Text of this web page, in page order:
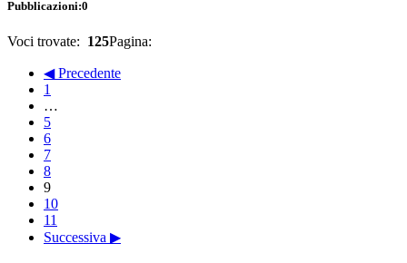
Pubblicazioni:0
Voci trovate: 125Pagina:
◀ Precedente
1
…
5
6
7
8
9
10
11
Successiva ▶